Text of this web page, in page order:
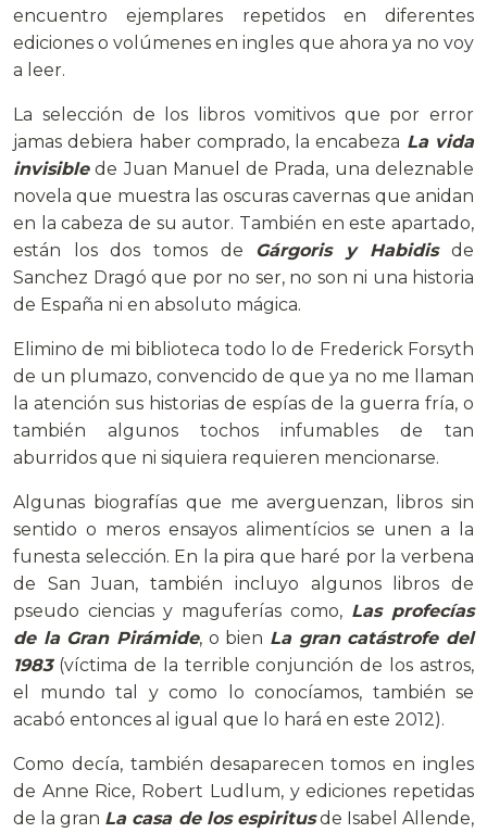
encuentro ejemplares repetidos en diferentes
ediciones o volúmenes en ingles que ahora ya no voy
a leer.
La selección de los libros vomitivos que por error
jamas debiera haber comprado, la encabeza La vida
invisiblede Juan Manuel de Prada, una deleznable
novela que muestra las oscuras cavernas que anidan
en la cabeza de su autor. También en este apartado,
están los dos tomos de Gárgoris y Habidisde
Sanchez Dragó que por no ser, no son ni una historia
de España ni en absoluto mágica.
Elimino de mi biblioteca todo lo de Frederick Forsyth
de un plumazo, convencido de que ya no me llaman
la atención sus historias de espías de la guerra fría, o
también algunos tochos infumables de tan
aburridos que ni siquiera requieren mencionarse.
Algunas biografías que me averguenzan, libros sin
sentido o meros ensayos alimentícios se unen a la
funesta selección. En la pira que haré por la verbena
de San Juan, también incluyo algunos libros de
pseudo ciencias y maguferías como, Las profecías
de la Gran Pirámide, o bien La gran catástrofe del
1983(víctima de la terrible conjunción de los astros,
el mundo tal y como lo conocíamos, también se
acabó entonces al igual que lo hará en este 2012).
Como decía, también desaparecen tomos en ingles
de Anne Rice, Robert Ludlum, y ediciones repetidas
de la gran La casa de los espiritusde Isabel Allende,